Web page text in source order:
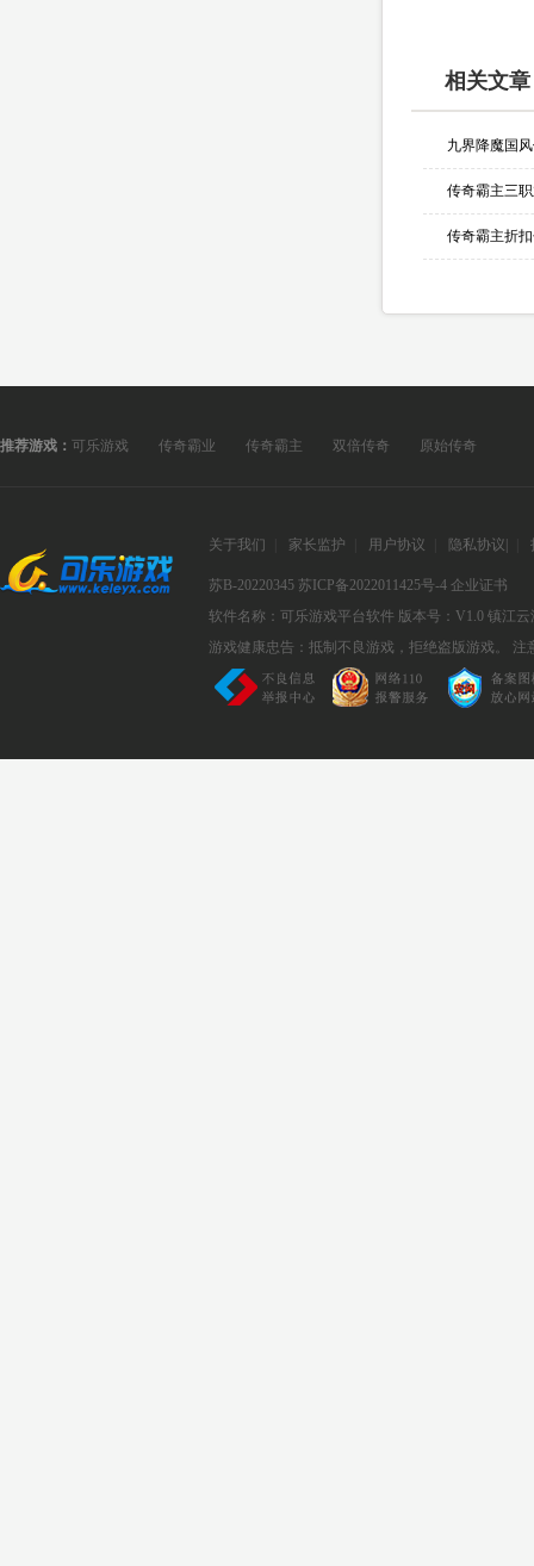
相关文章
九界降魔国
推荐游戏： 可乐游戏 传奇霸业 传奇霸主 双倍传奇 原始传奇
关于我们 家长监护 用户协议 隐私协议
苏B-20220345 苏ICP备2022011425号-4 企业证书
软件名称：可乐游戏平台软件 版本号：V1.0 镇江云
游戏健康忠告：抵制不良游戏，拒绝盗版游戏。